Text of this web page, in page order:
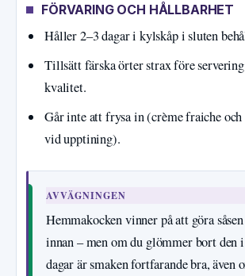
FÖRVARING OCH HÅLLBARHET
Håller 2–3 dagar i kylskåp i sluten
Tillsätt färska örter strax före
kvalitet.
Går inte att frysa in (crème fraiche
vid upptining).
AVVÄGNINGEN
Hemmakocken vinner på att göra
innan – men om du glömmer bort
dagar är smaken fortfarande bra, även